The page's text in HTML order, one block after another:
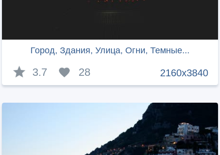
Город, Здания, Улица, Огни, Темные...
2160x3840
3.7 28